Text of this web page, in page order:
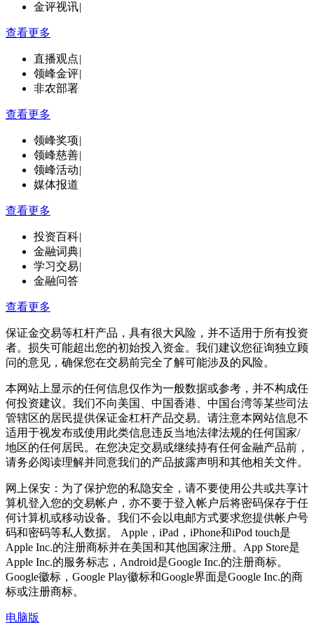
金评视讯|
查看更多
直播观点|
领峰金评|
非农部署
查看更多
领峰奖项|
领峰慈善|
领峰活动|
媒体报道
查看更多
投资百科|
金融词典|
学习交易|
金融问答
查看更多
保证金交易等杠杆产品，具有很大风险，并不适用于所有投资
者。损失可能超出您的初始投入资金。我们建议您征询独立顾
问的意见，确保您在交易前完全了解可能涉及的风险。
本网站上显示的任何信息仅作为一般数据或参考，并不构成任
何投资建议。我们不向美国、中国香港、中国台湾等某些司法
管辖区的居民提供保证金杠杆产品交易。请注意本网站信息不
适用于视发布或使用此类信息违反当地法律法规的任何国家/
地区的任何居民。在您决定交易或继续持有任何金融产品前，
请务必阅读理解并同意我们的产品披露声明和其他相关文件。
网上保安：为了保护您的私隐安全，请不要使用公共或共享计
算机登入您的交易帐户，亦不要于登入帐户后将密码保存于任
何计算机或移动设备。我们不会以电邮方式要求您提供帐户号
码和密码等私人数据。 Apple，iPad，iPhone和iPod touch是
Apple Inc.的注册商标并在美国和其他国家注册。App Store是
Apple Inc.的服务标志，Android是Google Inc.的注册商标。
Google徽标，Google Play徽标和Google界面是Google Inc.的商
标或注册商标。
电脑版